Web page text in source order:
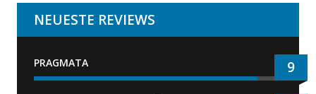
NEUESTE REVIEWS
PRAGMATA 9